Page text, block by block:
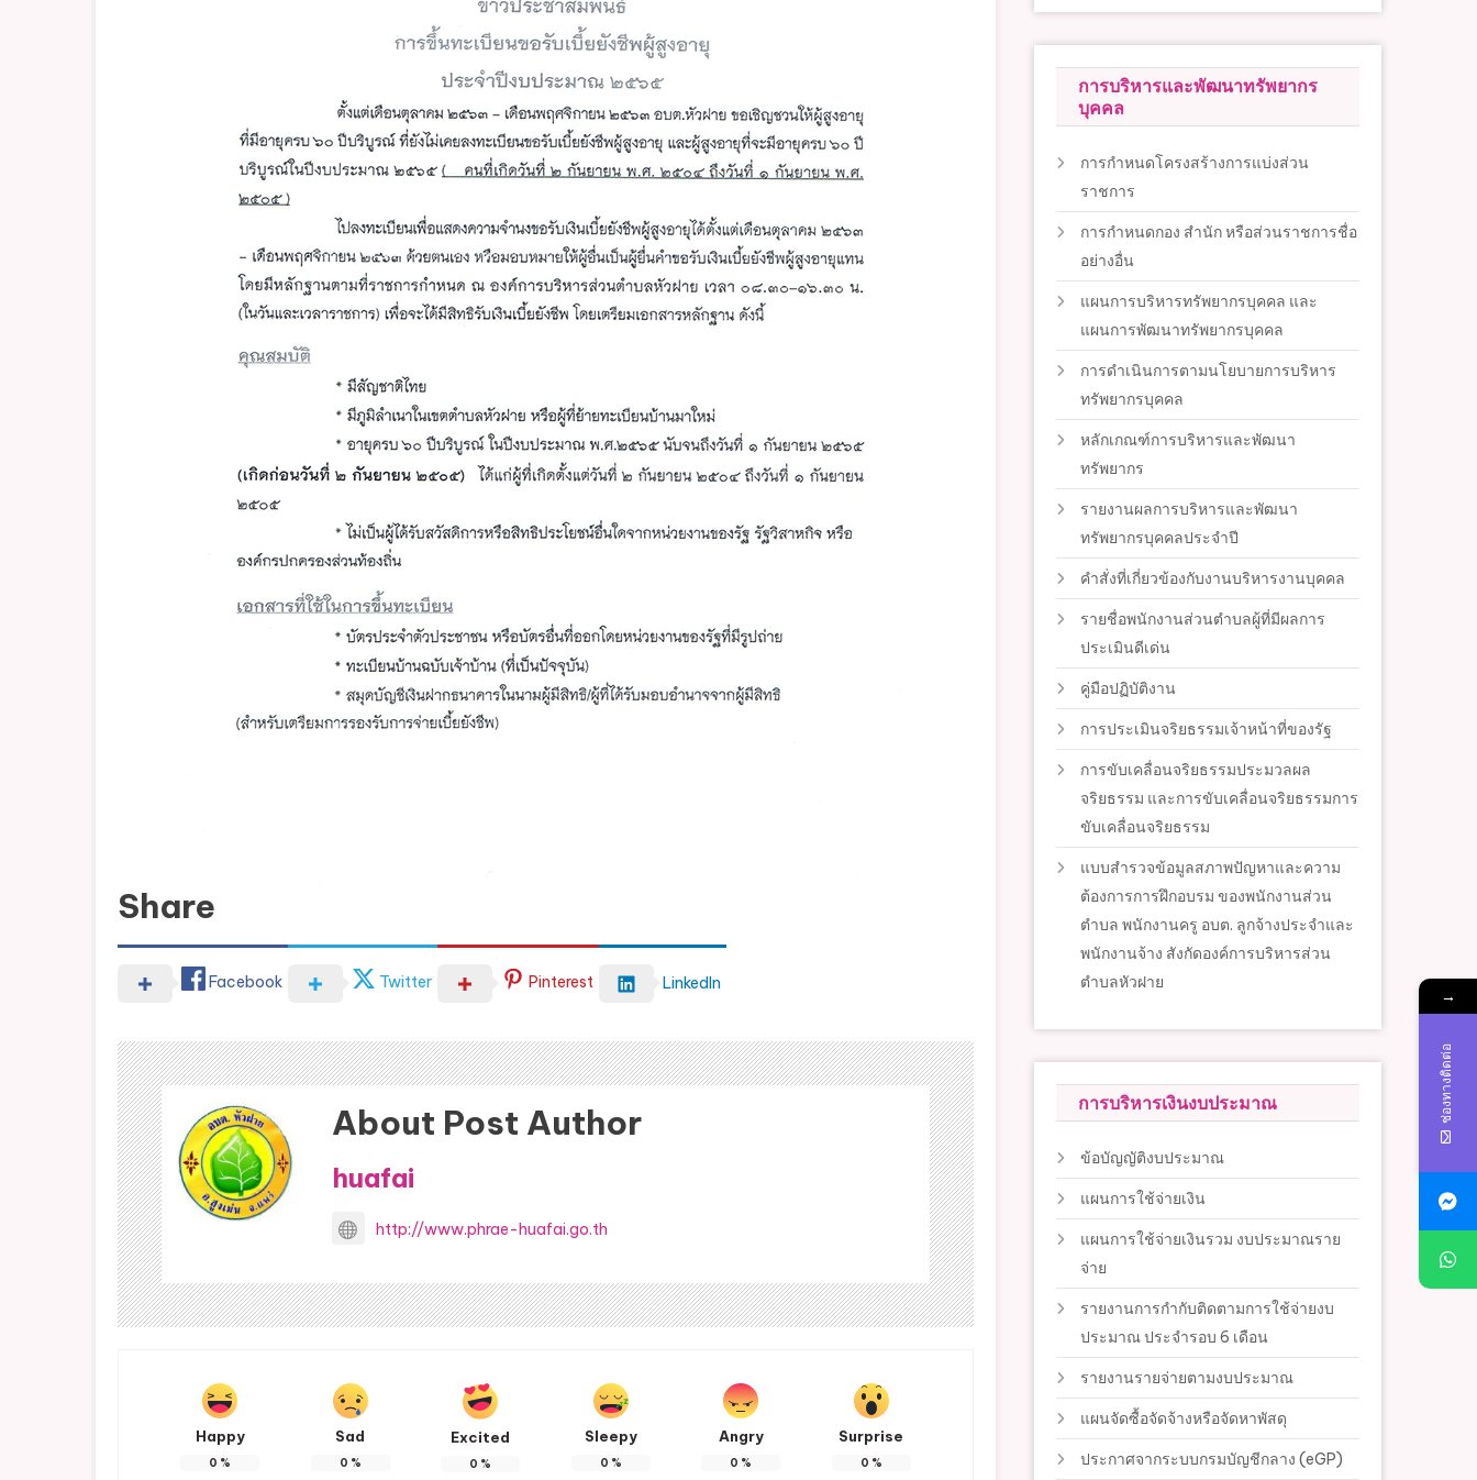
ปีงบประมาณ
2565
Share
Facebook Twitter Pinterest LinkedIn
About Post Author
huafai
http://www.phrae-huafai.go.th
Happy
0 %
Sad
0 %
Excited
0 %
Sleepy
0 %
Angry
0 %
Surprise
0 %
การบริหารและพัฒนาทรัพยากร
บุคคล
การกำหนดโครงสร้างการแบ่งส่วน
ราชการ
การกำหนดกอง สำนัก หรือส่วนราชการชื่อ
อย่างอื่น
แผนการบริหารทรัพยากรบุคคล และ
แผนการพัฒนาทรัพยากรบุคคล
การดำเนินการตามนโยบายการบริหาร
ทรัพยากรบุคคล
หลักเกณฑ์การบริหารและพัฒนา
ทรัพยากร
รายงานผลการบริหารและพัฒนา
ทรัพยากรบุคคลประจำปี
คำสั่งที่เกี่ยวข้องกับงานบริหารงานบุคคล
รายชื่อพนักงานส่วนตำบลผู้ที่มีผลการ
ประเมินดีเด่น
คู่มือปฏิบัติงาน
การประเมินจริยธรรมเจ้าหน้าที่ของรัฐ
การขับเคลื่อนจริยธรรมประมวลผล
จริยธรรม และการขับเคลื่อนจริยธรรมการ
ขับเคลื่อนจริยธรรม
แบบสำรวจข้อมูลสภาพปัญหาและความ
ต้องการการฝึกอบรม ของพนักงานส่วน
ตำบล พนักงานครู อบต. ลูกจ้างประจำและ
พนักงานจ้าง สังกัดองค์การบริหารส่วน
ตำบลหัวฝาย
การบริหารเงินงบประมาณ
ข้อบัญญัติงบประมาณ
แผนการใช้จ่ายเงิน
แผนการใช้จ่ายเงินรวม งบประมาณราย
จ่าย
รายงานการกำกับติดตามการใช้จ่ายงบ
ประมาณ ประจำรอบ 6 เดือน
รายงานรายจ่ายตามงบประมาณ
แผนจัดซื้อจัดจ้างหรือจัดหาพัสดุ
ประกาศจากระบบกรมบัญชีกลาง (eGP)
→
ช่องทางติดต่อ